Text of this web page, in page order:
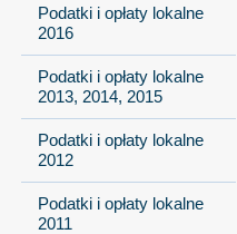
Podatki i opłaty lokalne
2016
Podatki i opłaty lokalne
2013, 2014, 2015
Podatki i opłaty lokalne
2012
Podatki i opłaty lokalne
2011